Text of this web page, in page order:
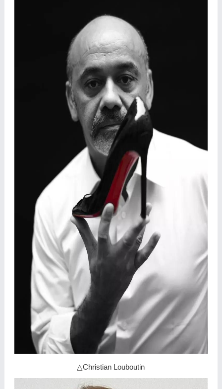
△Christian Louboutin